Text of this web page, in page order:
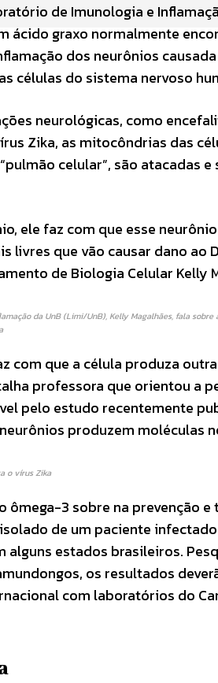
de Imunologia e
ácido graxo normalmente
dos neurônios
células do sistema nervoso
neurológicas, como
Zika, as mitocôndrias das
celular”, são atacadas
ele faz com que esse
que vão causar dano ao
de Biologia Celular Kelly
da UnB (Limi/UnB), Kelly Magalhães, fala
com que a célula produza
professora que orientou a
pelo estudo recentemente
produzem
o vírus Zika
ômega-3 sobre na prevenção
de um paciente infectado
alguns estados brasileiros.
os resultados
com laboratórios do